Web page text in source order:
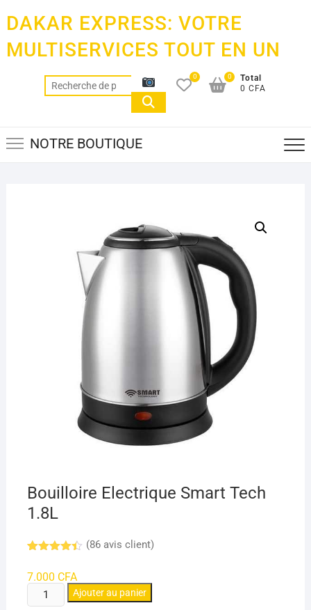
content
DAKAR EXPRESS: VOTRE
MULTISERVICES TOUT EN UN
Recherche
pour :
0
Total
0 CFA
0
NOTRE BOUTIQUE
Bouilloire Electrique Smart Tech
1.8L
sur 5
basé
sur
notations
(86avis client)
7.000 CFA
quantité
de
Ajouter au panier